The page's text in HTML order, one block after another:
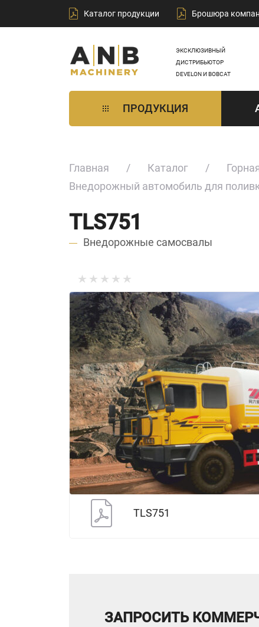
Каталог продукции Брошюра
ЭКСКЛЮЗИВНЫЙ
ДИСТРИБЬЮТОР
DEVELON И BOBCAT
ПРОДУКЦИЯ
Главная Каталог
Внедорожный автомобиль для
TLS751
Внедорожные самосвалы
TLS751
ЗАПРОСИТЬ